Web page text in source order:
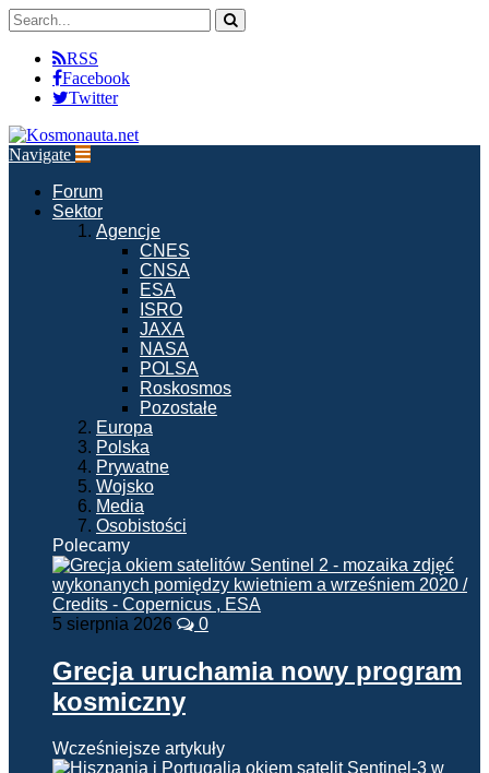
RSS
Facebook
Twitter
Navigate
Forum
Sektor
Agencje
CNES
CNSA
ESA
ISRO
JAXA
NASA
POLSA
Roskosmos
Pozostałe
Europa
Polska
Prywatne
Wojsko
Media
Osobistości
Polecamy
5 sierpnia 2026 0
Grecja uruchamia nowy program
kosmiczny
Wcześniejsze artykuły